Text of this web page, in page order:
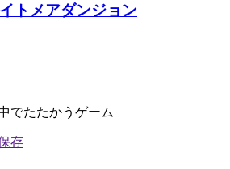
トメアダンジョン
でたたかうゲーム